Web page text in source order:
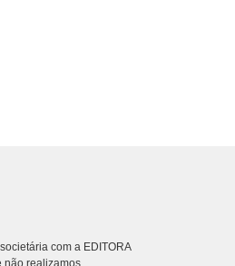
com a EDITORA
não realizamos